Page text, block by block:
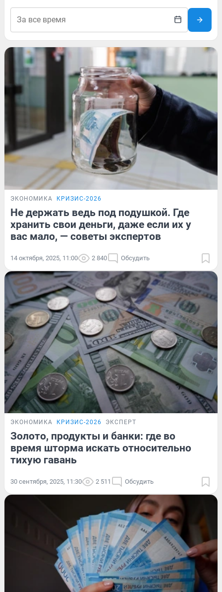
ЭКОНОМИКА КРИЗИС-2026
Не держать ведь под подушкой. Где
хранить свои деньги, даже если их у
вас мало, — советы экспертов
14 октября, 2025, 11:00 2 840 Обсудить
ЭКОНОМИКА КРИЗИС-2026 ЭКСПЕРТ
Золото, продукты и банки: где во
время шторма искать относительно
тихую гавань
30 сентября, 2025, 11:30 2 511 Обсудить